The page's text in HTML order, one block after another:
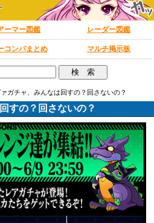
ーマー図鑑 レーダー図鑑
コンパまとめ マルチ掲示板
ガチャ、みんなは回すの？回さないの？
すの？回さないの？